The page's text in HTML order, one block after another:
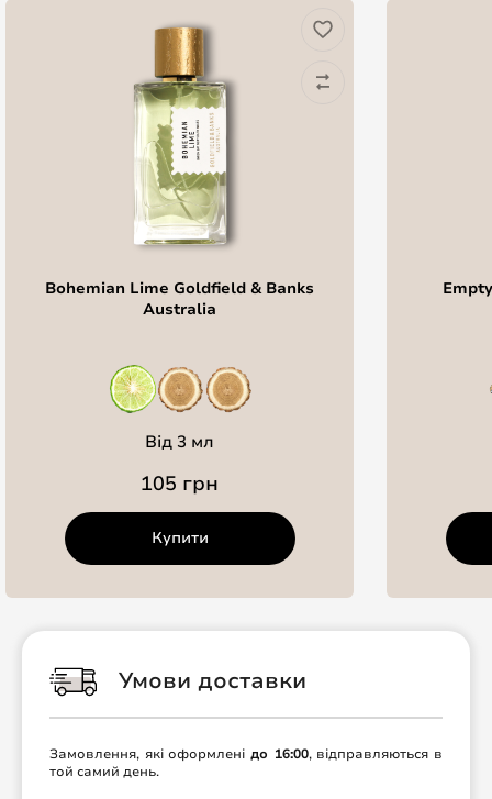
Bohemian Lime Goldfield & Banks
Australia
Від 3 мл
105 грн
Купити
Умови доставки
Замовлення, які оформлені до 16:00, відправляються в
той самий день.